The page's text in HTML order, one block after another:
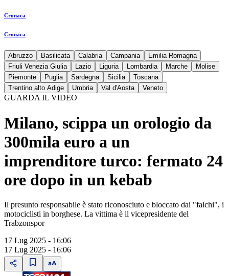
Cronaca
Cronaca
Abruzzo Basilicata Calabria Campania
Emilia Romagna
Friuli Venezia Giulia
Lazio Liguria Lombardia Marche
Molise
Piemonte
Puglia Sardegna Sicilia
Toscana
Trentino alto Adige
Umbria Val d'Aosta Veneto
GUARDA IL VIDEO
Milano, scippa un orologio da
300mila euro a un
imprenditore turco: fermato 24
ore dopo in un kebab
Il presunto responsabile è stato riconosciuto e bloccato dai "falchi", i
motociclisti in borghese. La vittima è il vicepresidente del
Trabzonspor
17 Lug 2025 - 16:06
17 Lug 2025 - 16:06